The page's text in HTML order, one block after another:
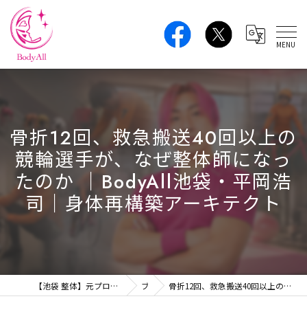
骨折12回、救急搬送40回以上の
競輪選手が、なぜ整体師になっ
たのか ｜BodyAll池袋・平岡浩
司｜身体再構築アーキテクト
【池袋 整体】元プロアスリートの本格ボディケア｜肩こり・腰痛・姿勢改善 BodyAll ブログ 骨折12回、救急搬送40回以上の競輪選手が、なぜ整体師になったのか ｜BodyAll池袋・平岡浩司｜身体再構築アーキテクト